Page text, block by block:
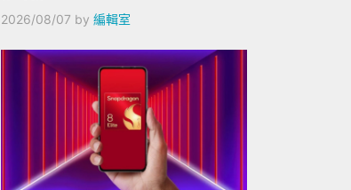
2026/08/07 by 編輯室